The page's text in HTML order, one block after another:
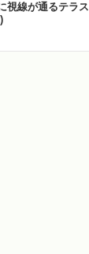
視線が通るテラス